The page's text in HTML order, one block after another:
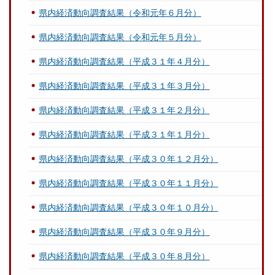
県内経済動向調査結果（令和元年６月分）
県内経済動向調査結果（令和元年５月分）
県内経済動向調査結果（平成３１年４月分）
県内経済動向調査結果（平成３１年３月分）
県内経済動向調査結果（平成３１年２月分）
県内経済動向調査結果（平成３１年１月分）
県内経済動向調査結果（平成３０年１２月分）
県内経済動向調査結果（平成３０年１１月分）
県内経済動向調査結果（平成３０年１０月分）
県内経済動向調査結果（平成３０年９月分）
県内経済動向調査結果（平成３０年８月分）